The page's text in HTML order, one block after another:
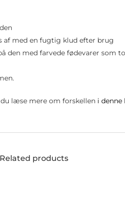
af med en fugtig klud efter brug
den med farvede fødevarer som
læse mere om forskellen i denne
Related products